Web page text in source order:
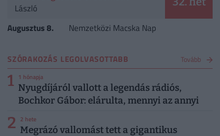
László
Augusztus 8. Nemzetközi Macska Nap
SZÓRAKOZÁS LEGOLVASOTTABB Tovább
1 1 hónapja
Nyugdíjáról vallott a legendás rádiós,
Bochkor Gábor: elárulta, mennyi az annyi
2 2 hete
Megrázó vallomást tett a gigantikus